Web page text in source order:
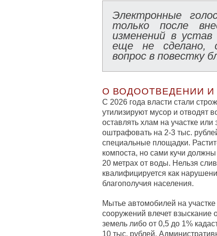
Электронные
только после
изменений в
еще не сделано,
вопрос в повестку
О ВОДООТВЕДЕНИИ
С 2026 года власти стали
утилизируют мусор и отводят
оставлять хлам на участке
оштрафовать на 2-3 тыс.
специальные площадки.
компоста, но сами кучи
20 метрах от воды. Нельзя
квалифицируется как
благополучия населения.
Мытье автомобилей на
сооружений влечет взыскание
земель либо от 0,5 до 1%
10 тыс. рублей.